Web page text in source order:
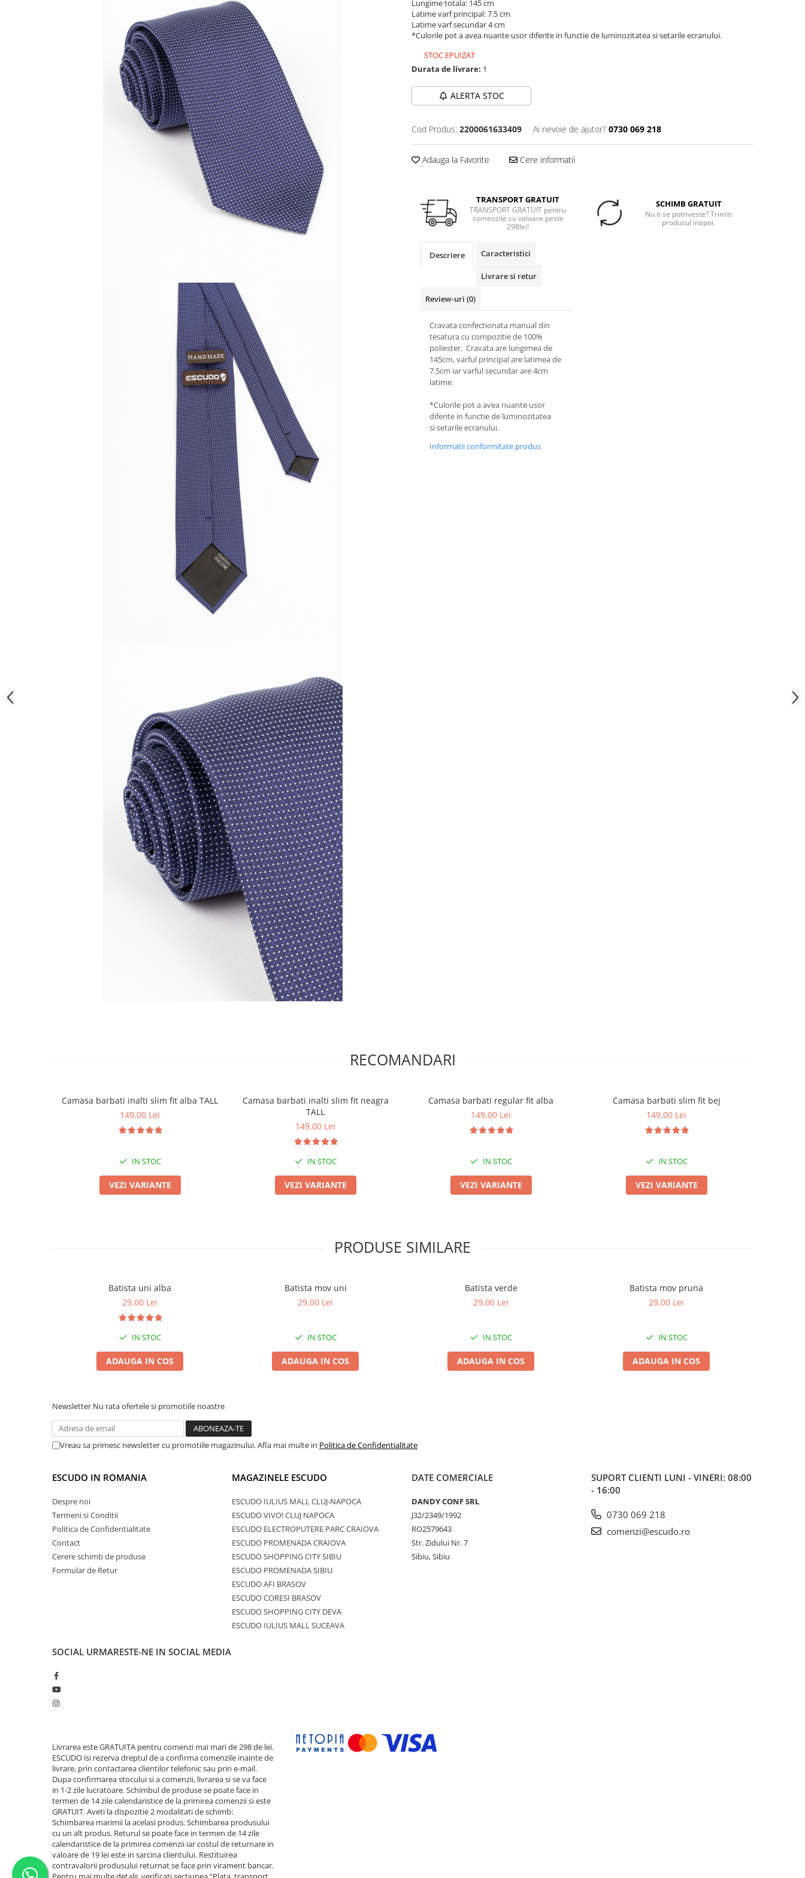
Lungime totala: 145 cm
Latime varf principal: 7.5 cm
Latime varf secundar 4 cm
*Culorile pot a avea nuante usor diferite in functie de luminozitatea si setarile ecranului.
STOC EPUIZAT
Durata de livrare: 1
ALERTA STOC
Cod Produs: 2200061633409 Ai nevoie de ajutor? 0730 069 218
Adauga la Favorite Cere informatii
TRANSPORT GRATUIT
TRANSPORT GRATUIT pentru
comenzile cu valoare peste
298lei!
SCHIMB GRATUIT
Nu ti se potriveste? Trimiti
produsul inapoi.
Descriere Caracteristici
Livrare si retur
Review-uri (0)
Cravata confectionata manual din
tesatura cu compozitie de 100%
poliester. Cravata are lungimea de
145cm, varful principal are latimea de
7.5cm iar varful secundar are 4cm
latime.
*Culorile pot a avea nuante usor
diferite in functie de luminozitatea
si setarile ecranului.
Informatii conformitate produs
RECOMANDARI
Camasa barbati inalti slim fit alba TALL
149,00 Lei
IN STOC
VEZI VARIANTE
Camasa barbati inalti slim fit neagra
TALL
149,00 Lei
IN STOC
VEZI VARIANTE
Camasa barbati regular fit alba
149,00 Lei
IN STOC
VEZI VARIANTE
Camasa barbati slim fit bej
149,00 Lei
IN STOC
VEZI VARIANTE
PRODUSE SIMILARE
Batista uni alba
29,00 Lei
IN STOC
ADAUGA IN COS
Batista mov uni
29,00 Lei
IN STOC
ADAUGA IN COS
Batista verde
29,00 Lei
IN STOC
ADAUGA IN COS
Batista mov pruna
29,00 Lei
IN STOC
ADAUGA IN COS
Newsletter Nu rata ofertele si promotiile noastre
Vreau sa primesc newsletter cu promotiile magazinului. Afla mai multe in Politica de Confidentialitate
ESCUDO IN ROMANIA
Despre noi
Termeni si Conditii
Politica de Confidentialitate
Contact
Cerere schimb de produse
Formular de Retur
MAGAZINELE ESCUDO
ESCUDO IULIUS MALL CLUJ-NAPOCA
ESCUDO VIVO! CLUJ NAPOCA
ESCUDO ELECTROPUTERE PARC CRAIOVA
ESCUDO PROMENADA CRAIOVA
ESCUDO SHOPPING CITY SIBIU
ESCUDO PROMENADA SIBIU
ESCUDO AFI BRASOV
ESCUDO CORESI BRASOV
ESCUDO SHOPPING CITY DEVA
ESCUDO IULIUS MALL SUCEAVA
DATE COMERCIALE
DANDY CONF SRL
J32/2349/1992
RO2579643
Str. Zidului Nr. 7
Sibiu, Sibiu
SUPORT CLIENTI LUNI - VINERI: 08:00
- 16:00
0730 069 218
comenzi@escudo.ro
SOCIAL URMARESTE-NE IN SOCIAL MEDIA
Livrarea este GRATUITA pentru comenzi mai mari de 298 de lei.
ESCUDO isi rezerva dreptul de a confirma comenzile inainte de
livrare, prin contactarea clientilor telefonic sau prin e-mail.
Dupa confirmarea stocului si a comenzii, livrarea si se va face
in 1-2 zile lucratoare. Schimbul de produse se poate face in
termen de 14 zile calendaristice de la primirea comenzii si este
GRATUIT. Aveti la dispozitie 2 modalitati de schimb:
Schimbarea marimii la acelasi produs. Schimbarea produsului
cu un alt produs. Returul se poate face in termen de 14 zile
calendaristice de la primirea comenzii iar costul de returnare in
valoare de 19 lei este in sarcina clientului. Restituirea
contravalorii produsului returnat se face prin virament bancar.